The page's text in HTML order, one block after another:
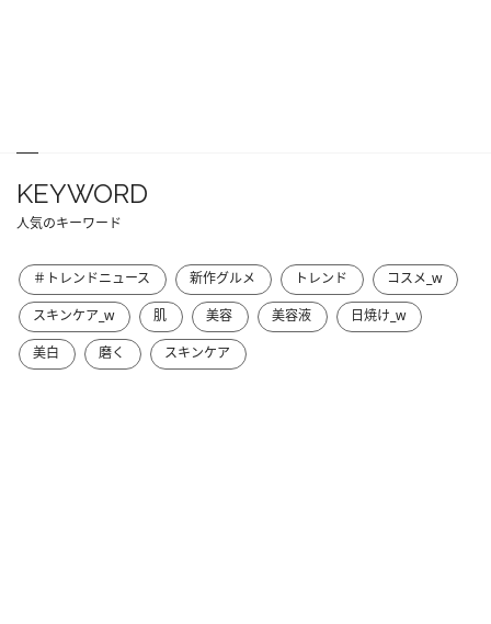
KEYWORD
人気のキーワード
＃トレンドニュース 新作グルメ トレンド
コスメ_w
スキンケア_w
肌 美容 美容液
日焼け_w
美白
磨く スキンケア